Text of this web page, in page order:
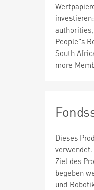
People"s
South
more
Dieses
Ziel des
begeben
und